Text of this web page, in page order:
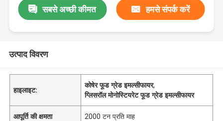
सबसे अच्छी कीमत हमसे संपर्क करें
उत्पाद विवरण
हाइलाइट:
कोषेर फूड ग्रेड इमल्सीफायर,
ग्लिसरॉल मोनोस्टियरेट फूड ग्रेड इमल्सीफायर
आपूर्ति की क्षमता 2000 टन प्रति माह